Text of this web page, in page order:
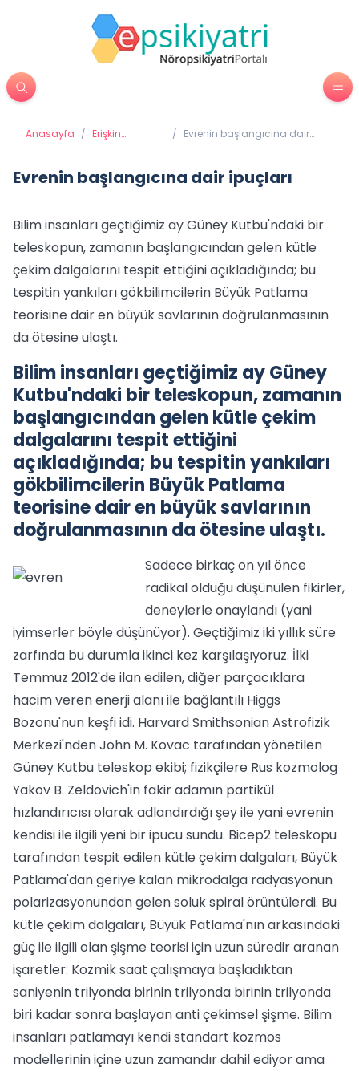
Anasayfa / Erişkin
/ Evrenin başlangıcına dair
Evrenin başlangıcına dair ipuçları
Bilim insanları geçtiğimiz ay Güney Kutbu'ndaki bir
teleskopun, zamanın başlangıcından gelen kütle
çekim dalgalarını tespit ettiğini açıkladığında; bu
tespitin yankıları gökbilimcilerin Büyük Patlama
teorisine dair en büyük savlarının doğrulanmasının
da ötesine ulaştı.
Bilim insanları geçtiğimiz ay Güney
Kutbu'ndaki bir teleskopun, zamanın
başlangıcından gelen kütle çekim
dalgalarını tespit ettiğini
açıkladığında; bu tespitin yankıları
gökbilimcilerin Büyük Patlama
teorisine dair en büyük savlarının
doğrulanmasının da ötesine ulaştı.
Sadece birkaç on yıl önce
radikal olduğu düşünülen fikirler,
deneylerle onaylandı (yani
iyimserler böyle düşünüyor). Geçtiğimiz iki yıllık süre
zarfında bu durumla ikinci kez karşılaşıyoruz. İlki
Temmuz 2012'de ilan edilen, diğer parçacıklara
hacim veren enerji alanı ile bağlantılı Higgs
Bozonu'nun keşfi idi. Harvard Smithsonian Astrofizik
Merkezi'nden John M. Kovac tarafından yönetilen
Güney Kutbu teleskop ekibi; fizikçilere Rus kozmolog
Yakov B. Zeldovich'in fakir adamın partikül
hızlandırıcısı olarak adlandırdığı şey ile yani evrenin
kendisi ile ilgili yeni bir ipucu sundu. Bicep2 teleskopu
tarafından tespit edilen kütle çekim dalgaları, Büyük
Patlama'dan geriye kalan mikrodalga radyasyonun
polarizasyonundan gelen soluk spiral örüntülerdi. Bu
kütle çekim dalgaları, Büyük Patlama'nın arkasındaki
güç ile ilgili olan şişme teorisi için uzun süredir aranan
işaretler: Kozmik saat çalışmaya başladıktan
saniyenin trilyonda birinin trilyonda birinin trilyonda
biri kadar sonra başlayan anti çekimsel şişme. Bilim
insanları patlamayı kendi standart kozmos
modellerinin içine uzun zamandır dahil ediyor ama